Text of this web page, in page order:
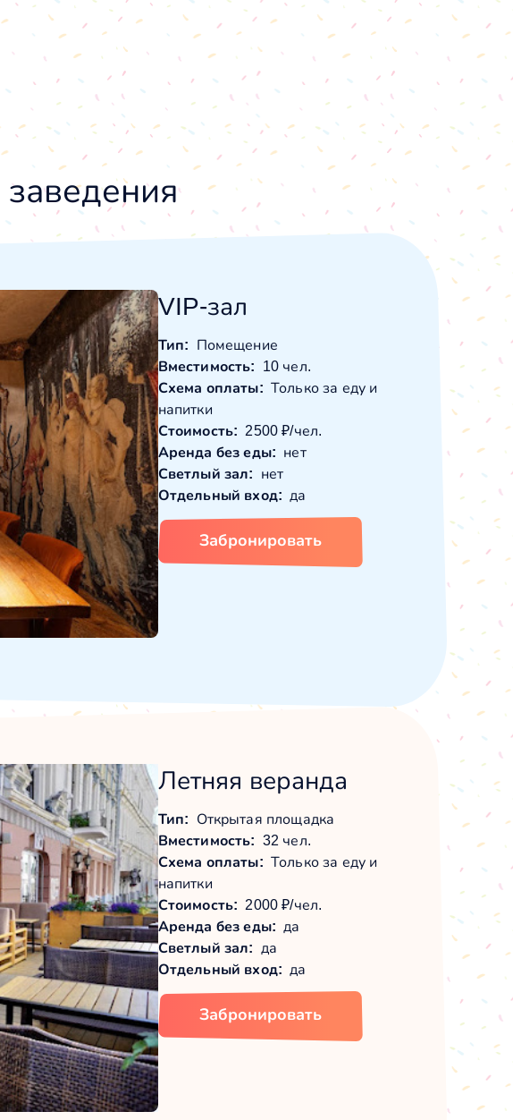
VIP-зал
Тип:
Помещение
Вместимость:
10 чел.
Схема оплаты: Только за еду и
напитки
Стоимость: 2500 ₽/чел.
Аренда без еды: нет
Светлый зал:
нет
Отдельный вход: да
Забронировать
Летняя веранда
Тип:
Открытая площадка
Вместимость: 32 чел.
Схема оплаты: Только за еду и
напитки
Стоимость: 2000 ₽/чел.
Аренда без еды: да
Светлый зал:
да
Отдельный вход: да
Забронировать